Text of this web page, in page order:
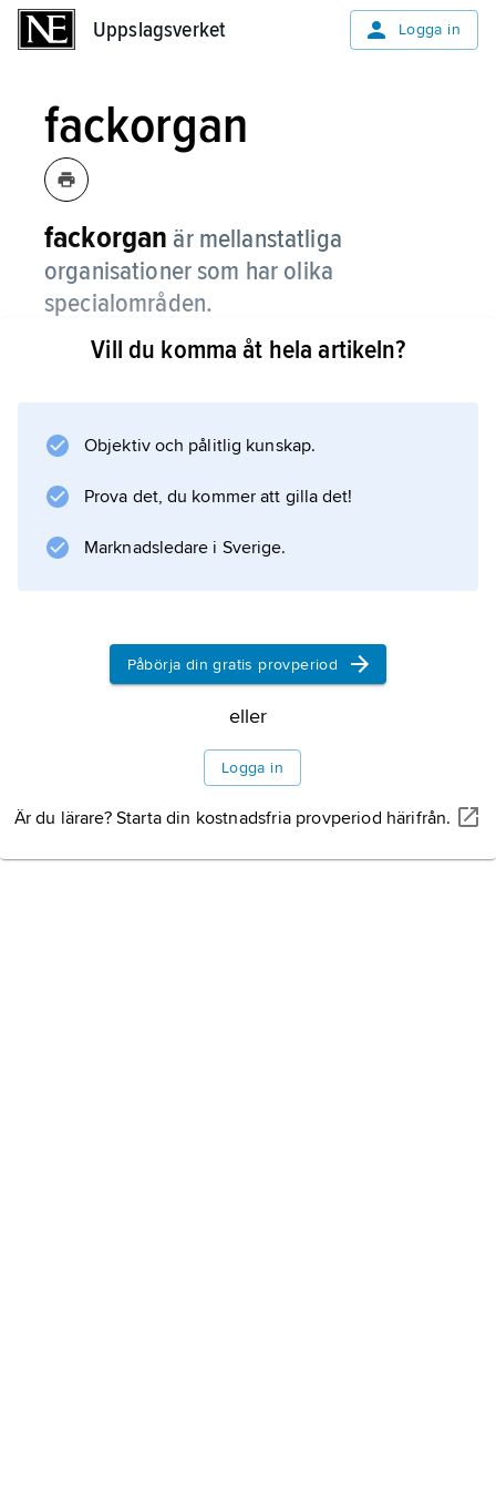
Uppslagsverket Logga in
fackorgan
fackorgan är mellanstatliga
organisationer som har olika
specialområden.
Många fackorgan tillhör FN. Sverige är
WHO
UNICEF
Information om artikeln
Vill du komma åt hela artikeln?
Objektiv och pålitlig kunskap.
Prova det, du kommer att gilla det!
Marknadsledare i Sverige.
Påbörja din gratis provperiod
eller
Logga in
Är du lärare? Starta din kostnadsfria provperiod härifrån.